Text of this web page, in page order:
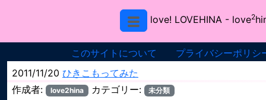
love! LOVEHINA - love2
このサイトについて
プライバシーポリシ
2011/11/20 ひきこもってみた
作成者:
love2hina カテゴリー: 未分類